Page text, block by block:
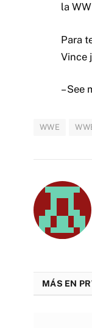
la
Para
Vince
– See
WWE
MÁS EN